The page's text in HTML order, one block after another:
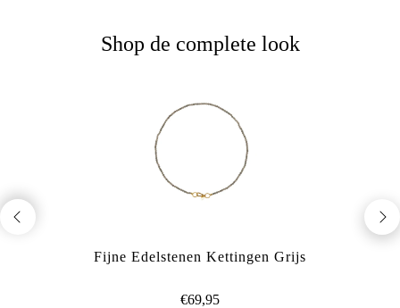
Shop de complete look
Fijne Edelstenen Kettingen Grijs
€69,95